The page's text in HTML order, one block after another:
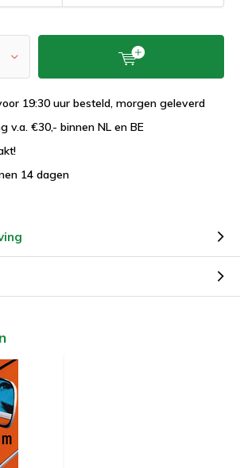
19:30 uur besteld, morgen geleverd
v.a. €30,- binnen NL en BE
14 dagen